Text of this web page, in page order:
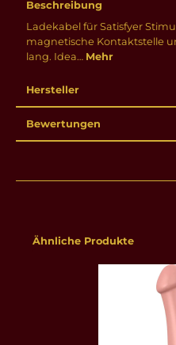
Beschreibung
Ladekabel für Satisfyer
magnetische Kontaktstelle
lang. Idea… Mehr
Hersteller
Bewertungen
Produktgalerie überspringen
Ähnliche Produkte